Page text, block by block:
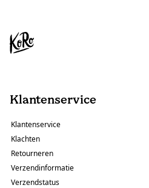
Klantenservice
Klantenservice
Klachten
Retourneren
Verzendinformatie
Verzendstatus